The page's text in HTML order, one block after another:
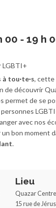
00 - 19 h
tou·te·s, cette
de découvrir
permet de se
personnes
avec nos
bon moment
.
Lieu
Quazar
15 rue de